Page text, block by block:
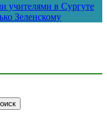
учителями в Сургуте
Зеленскому